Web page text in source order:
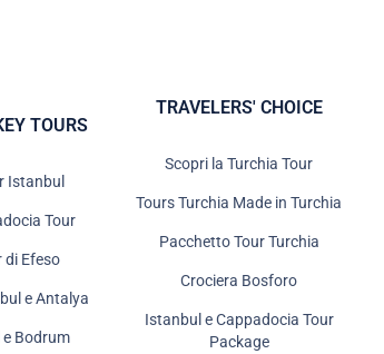
TOURS
Istanbul
Tour
di Efeso
e Antalya
Bodrum
TRAVELERS' CHOICE
Scopri la Turchia Tour
Tours Turchia Made in Turchia
Pacchetto Tour Turchia
Crociera Bosforo
Istanbul e Cappadocia Tour
Package